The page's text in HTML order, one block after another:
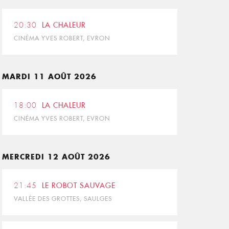
20:30 LA CHALEUR
CINÉMA YVES ROBERT, EVRON
MARDI 11 AOÛT 2026
18:00 LA CHALEUR
CINÉMA YVES ROBERT, EVRON
MERCREDI 12 AOÛT 2026
21:45 LE ROBOT SAUVAGE
VALLÉE DES GROTTES, SAULGES